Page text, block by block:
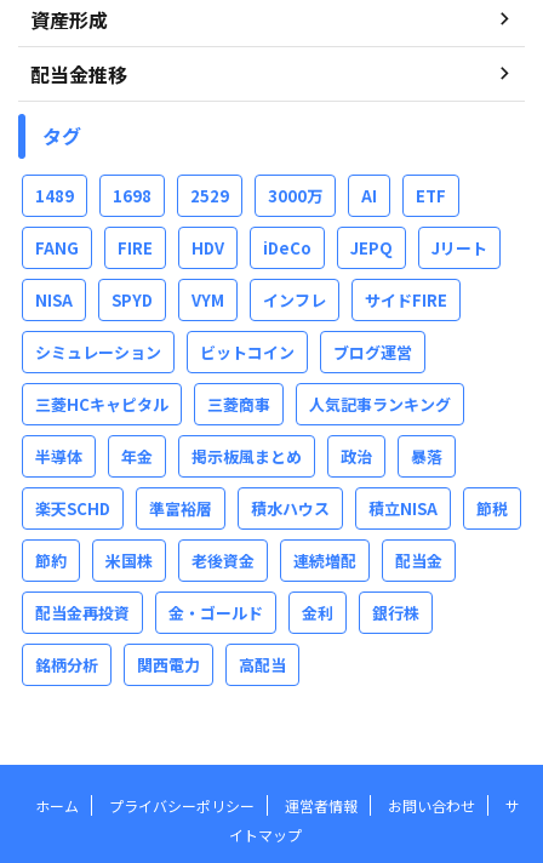
資産形成
配当金推移
タグ
1489 1698 2529 3000万 AI ETF
FANG FIRE HDV iDeCo JEPQ Jリート
NISA SPYD VYM インフレ サイドFIRE
シミュレーション ビットコイン ブログ運営
三菱HCキャピタル 三菱商事 人気記事ランキング
半導体 年金 掲示板風まとめ 政治 暴落
楽天SCHD 準富裕層 積水ハウス 積立NISA 節税
節約 米国株 老後資金 連続増配 配当金
配当金再投資 金・ゴールド 金利 銀行株
銘柄分析 関西電力 高配当
ホーム プライバシーポリシー 運営者情報 お問い合わせ
サ
イトマップ